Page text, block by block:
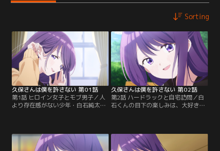
Sorting
久保さんは僕を許さない 第01話
第1話 ヒロイン女子とモブ男子／人
より存在感がない少年・白石純太。
ことを、隣の席のヒロイン女子・久
保渚咲だけは見つけてくる。ある
久保さんは僕を許さない 第02話
第2話 ハードラックと自宅訪問／白
石くんの目下の楽しみは、大好きな
い！立ち尽くす白石くんだったが、
たまたま通りがかった久保さんのお